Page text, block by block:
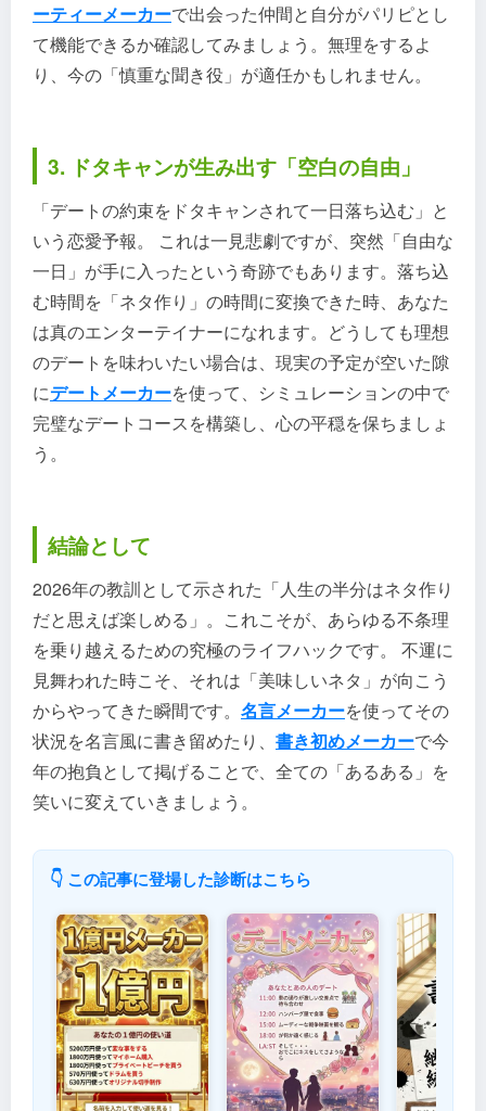
ーティーメーカーで出会った仲間と自分がパリピとし
て機能できるか確認してみましょう。無理をするよ
り、今の「慎重な聞き役」が適任かもしれません。
3. ドタキャンが生み出す「空白の自由」
「デートの約束をドタキャンされて一日落ち込む」と
いう恋愛予報。 これは一見悲劇ですが、突然「自由な
一日」が手に入ったという奇跡でもあります。落ち込
む時間を「ネタ作り」の時間に変換できた時、あなた
は真のエンターテイナーになれます。どうしても理想
のデートを味わいたい場合は、現実の予定が空いた隙
にデートメーカーを使って、シミュレーションの中で
完璧なデートコースを構築し、心の平穏を保ちましょ
う。
結論として
2026年の教訓として示された「人生の半分はネタ作り
だと思えば楽しめる」。これこそが、あらゆる不条理
を乗り越えるための究極のライフハックです。 不運に
見舞われた時こそ、それは「美味しいネタ」が向こう
からやってきた瞬間です。 名言メーカーを使ってその
状況を名言風に書き留めたり、 書き初めメーカーで今
年の抱負として掲げることで、全ての「あるある」を
笑いに変えていきましょう。
👇 この記事に登場した診断はこちら